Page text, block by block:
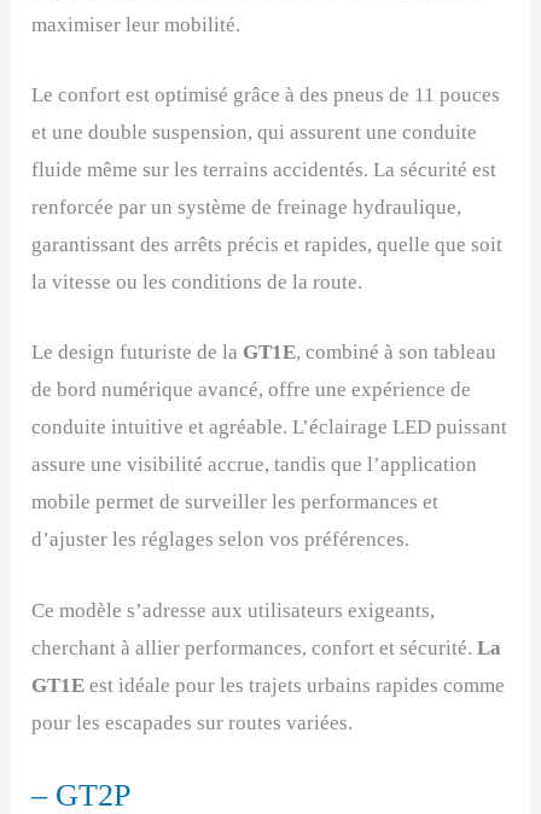
maximiser leur mobilité.
Le confort est optimisé grâce à des pneus de 11 pouces
et une double suspension, qui assurent une conduite
fluide même sur les terrains accidentés. La sécurité est
renforcée par un système de freinage hydraulique,
garantissant des arrêts précis et rapides, quelle que soit
la vitesse ou les conditions de la route.
Le design futuriste de la GT1E, combiné à son tableau
de bord numérique avancé, offre une expérience de
conduite intuitive et agréable. L’éclairage LED puissant
assure une visibilité accrue, tandis que l’application
mobile permet de surveiller les performances et
d’ajuster les réglages selon vos préférences.
Ce modèle s’adresse aux utilisateurs exigeants,
cherchant à allier performances, confort et sécurité.La
GT1Eest idéale pour les trajets urbains rapides comme
pour les escapades sur routes variées.
– GT2P